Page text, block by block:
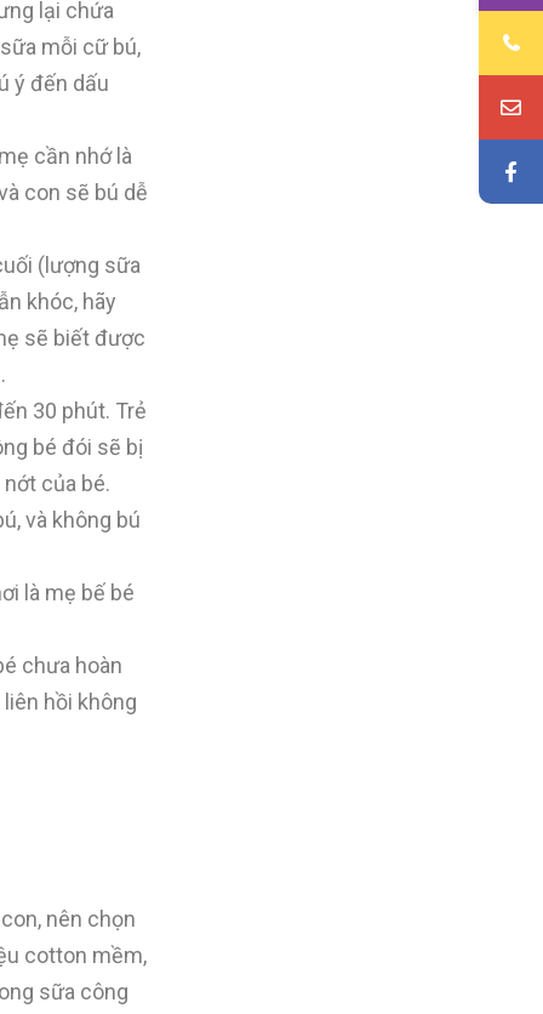
lại chứa
mỗi cữ bú,
ý đến dấu
cần nhớ là
con sẽ bú dễ
(lượng sữa
khóc, hãy
sẽ biết được
30 phút. Trẻ
bé đói sẽ bị
của bé.
và không bú
là mẹ bế bé
chưa hoàn
hồi không
nên chọn
cotton mềm,
sữa công